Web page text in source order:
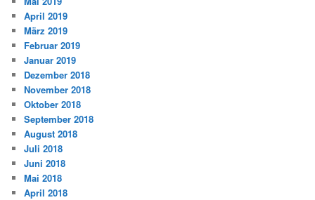
April 2019
März 2019
Februar 2019
Januar 2019
Dezember 2018
November 2018
Oktober 2018
September 2018
August 2018
Juli 2018
Juni 2018
Mai 2018
April 2018